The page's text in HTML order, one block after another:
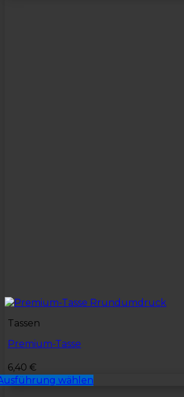
Tassen
Premium-Tasse
6,40 €
wählen